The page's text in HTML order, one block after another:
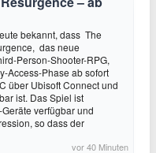
bekannt, dass The
das neue
Person-Shooter-RPG,
Access-Phase ab sofort
über Ubisoft Connect und
ist. Das Spiel ist
verfügbar und
so dass der
vor 40 Minuten